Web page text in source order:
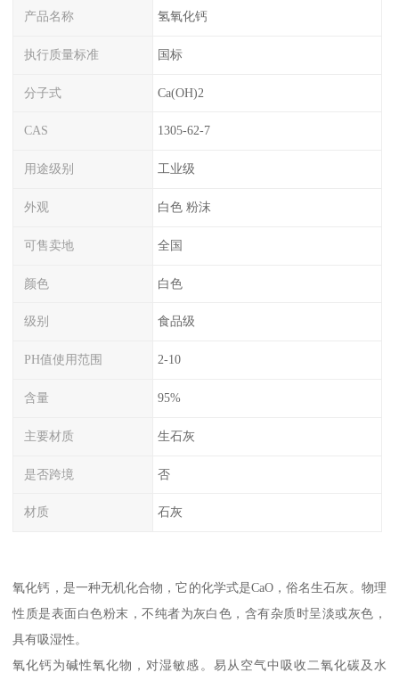
产品名称 氢氧化钙
执行质量标准 国标
分子式 Ca(OH)2
CAS 1305-62-7
用途级别 工业级
外观 白色 粉沫
可售卖地 全国
颜色 白色
级别 食品级
PH值使用范围 2-10
含量 95%
主要材质 生石灰
是否跨境 否
材质 石灰
氧化钙，是一种无机化合物，它的化学式是CaO，俗名生石灰。物理
性质是表面白色粉末，不纯者为灰白色，含有杂质时呈淡或灰色，
具有吸湿性。
氧化钙为碱性氧化物，对湿敏感。易从空气中吸收二氧化碳及水